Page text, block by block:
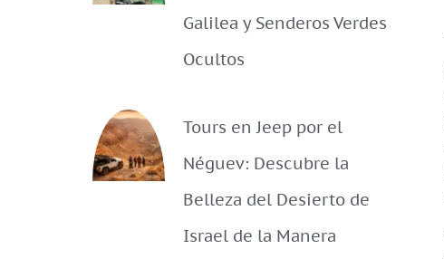
Galilea y Senderos Verdes
Ocultos
Tours en Jeep por el
Néguev: Descubre la
Belleza del Desierto de
Israel de la Manera